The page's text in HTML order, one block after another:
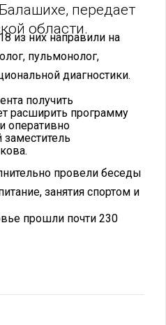
передает
области.
из них направили на
пульмонолог,
диагностики.
получить
расширить программу
оперативно
провели беседы
занятия спортом и
прошли почти 230